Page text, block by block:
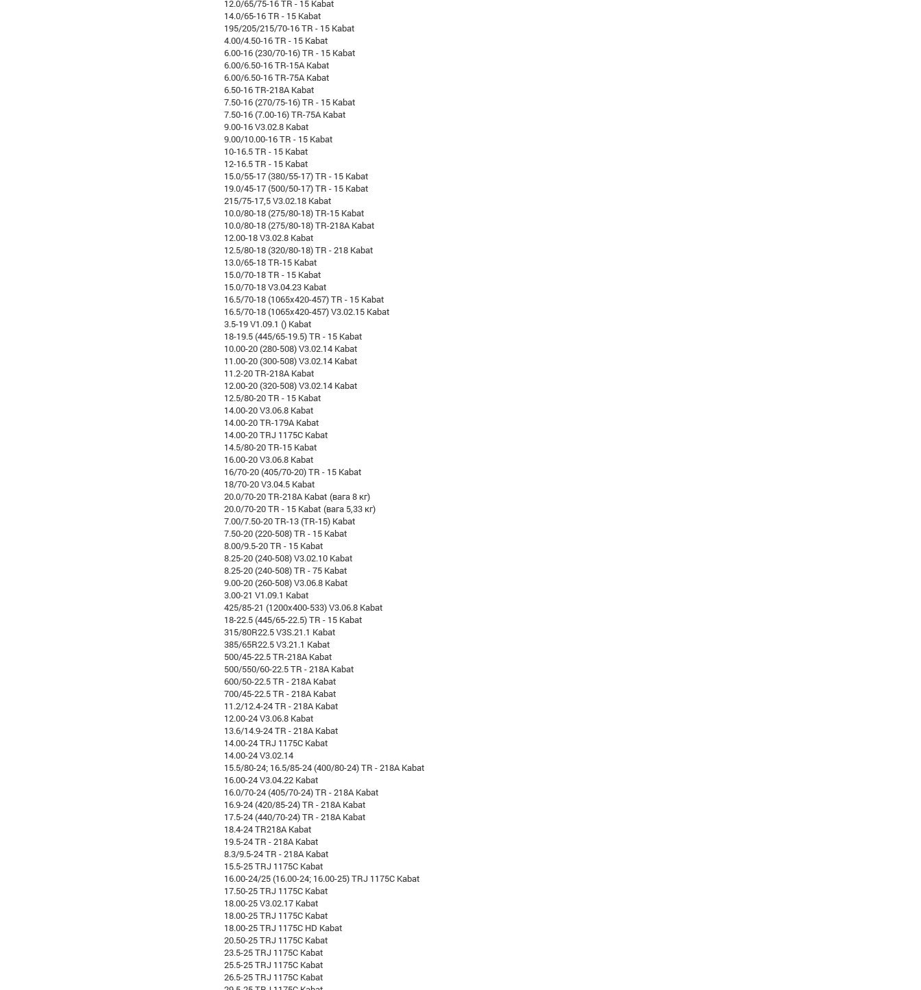
12.0/65/75-16 TR - 15 Kabat
14.0/65-16 TR - 15 Kabat
195/205/215/70-16 TR - 15 Kabat
4.00/4.50-16 TR - 15 Kabat
6.00-16 (230/70-16) TR - 15 Kabat
6.00/6.50-16 TR-15A Kabat
6.00/6.50-16 TR-75A Kabat
6.50-16 TR-218A Kabat
7.50-16 (270/75-16) TR - 15 Kabat
7.50-16 (7.00-16) TR-75A Kabat
9.00-16 V3.02.8 Kabat
9.00/10.00-16 TR - 15 Kabat
10-16.5 TR - 15 Kabat
12-16.5 TR - 15 Kabat
15.0/55-17 (380/55-17) TR - 15 Kabat
19.0/45-17 (500/50-17) TR - 15 Kabat
215/75-17,5 V3.02.18 Kabat
10.0/80-18 (275/80-18) TR-15 Kabat
10.0/80-18 (275/80-18) TR-218A Kabat
12.00-18 V3.02.8 Kabat
12.5/80-18 (320/80-18) TR - 218 Kabat
13.0/65-18 TR-15 Kabat
15.0/70-18 TR - 15 Kabat
15.0/70-18 V3.04.23 Kabat
16.5/70-18 (1065x420-457) TR - 15 Kabat
16.5/70-18 (1065x420-457) V3.02.15 Kabat
3.5-19 V1.09.1 () Kabat
18-19.5 (445/65-19.5) TR - 15 Kabat
10.00-20 (280-508) V3.02.14 Kabat
11.00-20 (300-508) V3.02.14 Kabat
11.2-20 TR-218A Kabat
12.00-20 (320-508) V3.02.14 Kabat
12.5/80-20 TR - 15 Kabat
14.00-20 V3.06.8 Kabat
14.00-20 TR-179A Kabat
14.00-20 TRJ 1175C Kabat
14.5/80-20 TR-15 Kabat
16.00-20 V3.06.8 Kabat
16/70-20 (405/70-20) TR - 15 Kabat
18/70-20 V3.04.5 Kabat
20.0/70-20 TR-218A Kabat (вага 8 кг)
20.0/70-20 TR - 15 Kabat (вага 5,33 кг)
7.00/7.50-20 TR-13 (TR-15) Kabat
7.50-20 (220-508) TR - 15 Kabat
8.00/9.5-20 TR - 15 Kabat
8.25-20 (240-508) V3.02.10 Kabat
8.25-20 (240-508) TR - 75 Kabat
9.00-20 (260-508) V3.06.8 Kabat
3.00-21 V1.09.1 Kabat
425/85-21 (1200x400-533) V3.06.8 Kabat
18-22.5 (445/65-22.5) TR - 15 Kabat
315/80R22.5 V3S.21.1 Kabat
385/65R22.5 V3.21.1 Kabat
500/45-22.5 TR-218A Kabat
500/550/60-22.5 TR - 218A Kabat
600/50-22.5 TR - 218A Kabat
700/45-22.5 TR - 218A Kabat
11.2/12.4-24 TR - 218A Kabat
12.00-24 V3.06.8 Kabat
13.6/14.9-24 TR - 218A Kabat
14.00-24 TRJ 1175C Kabat
14.00-24 V3.02.14
15.5/80-24; 16.5/85-24 (400/80-24) TR - 218A Kabat
16.00-24 V3.04.22 Kabat
16.0/70-24 (405/70-24) TR - 218A Kabat
16.9-24 (420/85-24) TR - 218A Kabat
17.5-24 (440/70-24) TR - 218A Kabat
18.4-24 TR218A Kabat
19.5-24 TR - 218A Kabat
8.3/9.5-24 TR - 218A Kabat
15.5-25 TRJ 1175C Kabat
16.00-24/25 (16.00-24; 16.00-25) TRJ 1175C Kabat
17.50-25 TRJ 1175C Kabat
18.00-25 V3.02.17 Kabat
18.00-25 TRJ 1175C Kabat
18.00-25 TRJ 1175C HD Kabat
20.50-25 TRJ 1175C Kabat
23.5-25 TRJ 1175C Kabat
25.5-25 TRJ 1175C Kabat
26.5-25 TRJ 1175C Kabat